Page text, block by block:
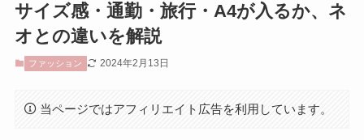
サイズ感・通勤・旅行・A4が入るか、ネ
オとの違いを解説
ファッション 2024年2月13日
当ページではアフィリエイト広告を利用しています。